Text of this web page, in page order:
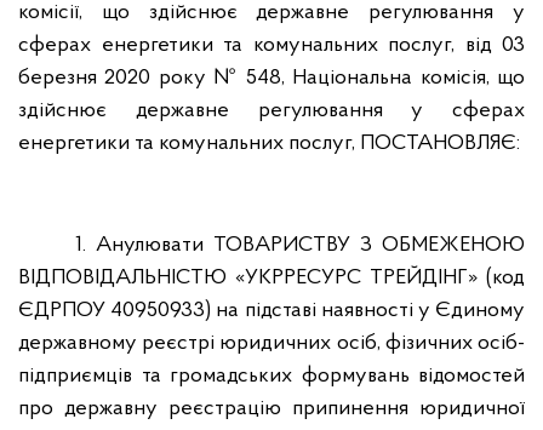
комісії, що здійснює державне регулювання у
сферах енергетики та комунальних послуг, від 03
березня 2020 року № 548, Національна комісія, що
здійснює державне регулювання у сферах
енергетики та комунальних послуг, ПОСТАНОВЛЯЄ:
1. Анулювати ТОВАРИСТВУ З ОБМЕЖЕНОЮ
ВІДПОВІДАЛЬНІСТЮ «УКРРЕСУРС ТРЕЙДІНГ» (код
ЄДРПОУ 40950933) на підставі наявності у Єдиному
державному реєстрі юридичних осіб, фізичних осіб-
підприємців та громадських формувань відомостей
про державну реєстрацію припинення юридичної